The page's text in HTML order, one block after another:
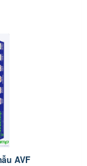
AVF